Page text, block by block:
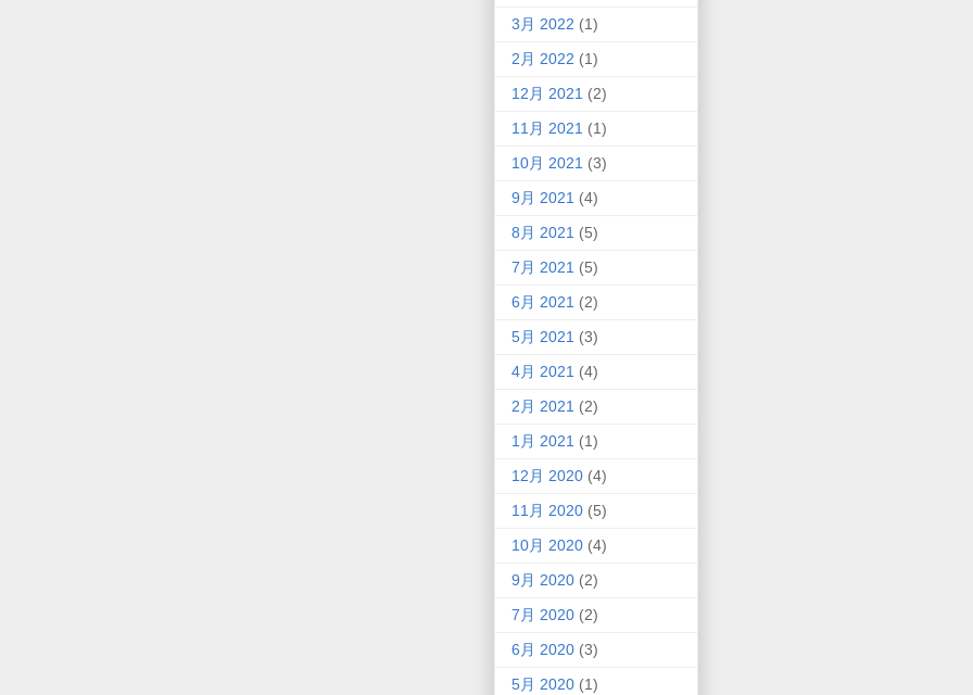
3月 2022 (1)
2月 2022 (1)
12月 2021 (2)
11月 2021 (1)
10月 2021 (3)
9月 2021 (4)
8月 2021 (5)
7月 2021 (5)
6月 2021 (2)
5月 2021 (3)
4月 2021 (4)
2月 2021 (2)
1月 2021 (1)
12月 2020 (4)
11月 2020 (5)
10月 2020 (4)
9月 2020 (2)
7月 2020 (2)
6月 2020 (3)
5月 2020 (1)